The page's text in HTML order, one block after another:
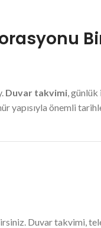
Duvar takvimi ,
yapısıyla önemli
Duvar takvimi,